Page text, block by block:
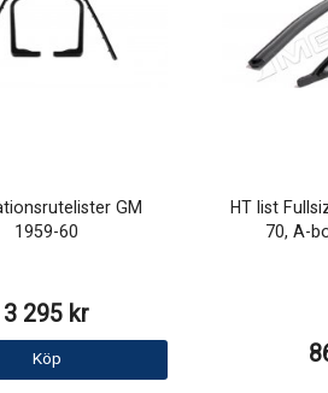
GM
1959-60
3 295 kr
Köp
HT list
70, A-